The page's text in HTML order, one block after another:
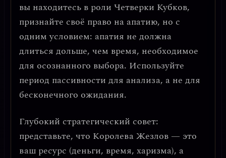
вы находитесь в роли Четверки Кубков,
признайте своё право на апатию, но с
одним условием: апатия не должна
длиться дольше, чем время, необходимое
для осознанного выбора. Используйте
период пассивности для анализа, а не для
бесконечного ожидания.
Глубокий стратегический совет:
представьте, что Королева Жезлов — это
ваш ресурс (деньги, время, харизма), а